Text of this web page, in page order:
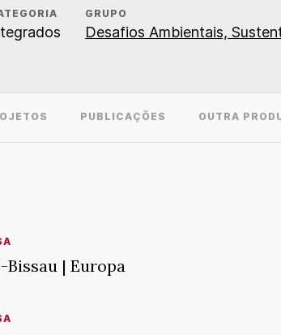
GRUPO
Desafios Ambientais,
PUBLICAÇÕES OUTRA
Bissau | Europa